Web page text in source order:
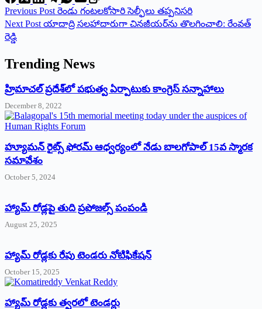
Previous Post రెండు గంటలకోసారి సెల్ఫీలు తప్పనిసరి
Next Post యాదాద్రి సలహాదారుగా చినజీయర్‌ను తొలగించాలి: రేంవత్‌
‌రెడ్డి
Trending News
‌హ్రిమాచల్‌ ‌ప్రదేశ్‌లో పభుత్వ ఏర్పాటుకు కాంగ్రెస్‌ ‌సన్నాహాలు
December 8, 2022
హ్యూమన్‌ రైట్స్‌ ఫోరమ్‌ ఆధ్వర్యంలో నేడు బాలగోపాల్‌ 15వ స్మారక
సమావేశం
October 5, 2024
హ్యామ్‌ రోడ్లపై తుది ప్రపోజల్స్‌ పంపండి
August 25, 2025
హ్యామ్‌ రోడ్లకు రేపు టెండరు నోటిఫికేషన్‌
October 15, 2025
హ్యామ్‌ రోడ్లకు త్వరలో టెండర్లు